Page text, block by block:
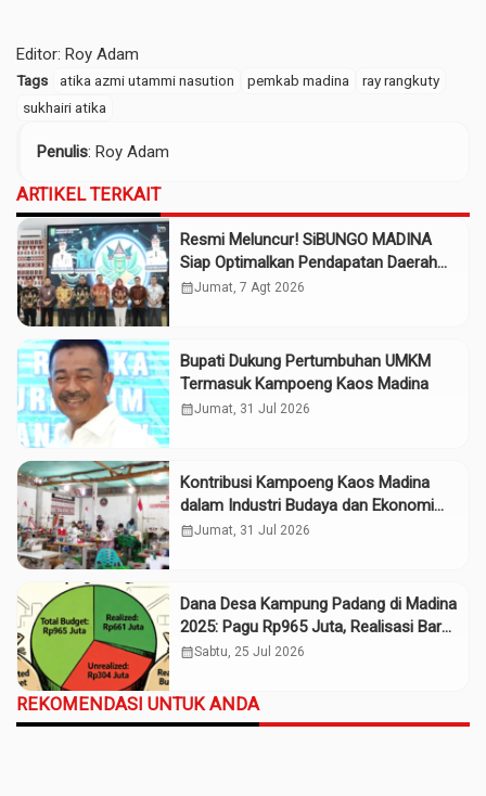
Editor: Roy Adam
Tags atika azmi utammi nasution pemkab madina
ray rangkuty
sukhairi atika
Penulis: Roy Adam
ARTIKEL TERKAIT
Resmi Meluncur! SiBUNGO MADINA
Siap Optimalkan Pendapatan Daerah
Madina
calendar_monthJumat, 7 Agt 2026
Bupati Dukung Pertumbuhan UMKM
Termasuk Kampoeng Kaos Madina
calendar_monthJumat, 31 Jul 2026
Kontribusi Kampoeng Kaos Madina
dalam Industri Budaya dan Ekonomi
Daerah
calendar_monthJumat, 31 Jul 2026
Dana Desa Kampung Padang di Madina
2025: Pagu Rp965 Juta, Realisasi Baru
Rp661 Juta
calendar_monthSabtu, 25 Jul 2026
REKOMENDASI UNTUK ANDA